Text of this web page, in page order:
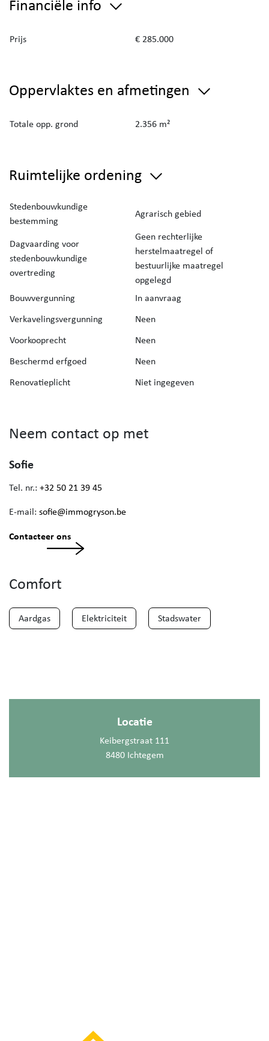
Financiële info
Prijs € 285.000
Oppervlaktes en afmetingen
Totale opp. grond 2.356 m²
Ruimtelijke ordening
Stedenbouwkundige
bestemming
Agrarisch gebied
Dagvaarding voor
stedenbouwkundige
overtreding
Geen rechterlijke
herstelmaatregel of
bestuurlijke maatregel
opgelegd
Bouwvergunning
In aanvraag
Verkavelingsvergunning
Neen
Voorkooprecht
Neen
Beschermd erfgoed
Neen
Renovatieplicht
Niet ingegeven
Neem contact op met
Sofie
Tel. nr.: +32 50 21 39 45
E-mail: sofie@immogryson.be
Contacteer ons
Comfort
Aardgas Elektriciteit Stadswater
Locatie
Keibergstraat 111
8480 Ichtegem